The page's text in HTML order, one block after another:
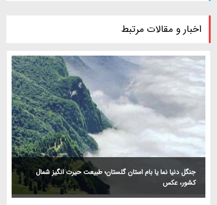
اخبار و مقالات مرتبط
جنگل دنیا نما یا بام استان گلستان؛ طبیعت حیرت انگیز شمال
کشور، عکس